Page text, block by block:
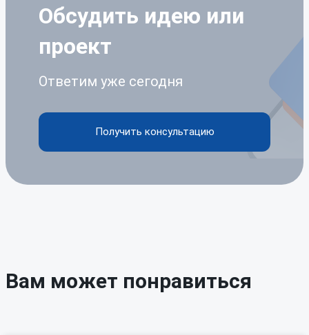
Обсудить идею или
проект
Ответим уже сегодня
Получить консультацию
Вам может понравиться